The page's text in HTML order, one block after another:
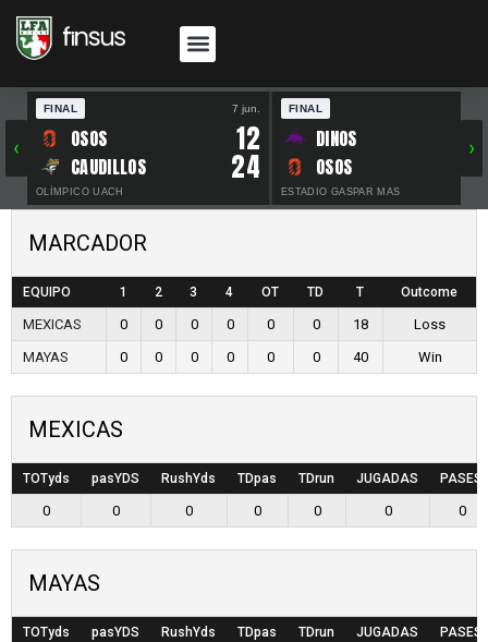
‹
FINAL 7 jun.
OSOS 12
CAUDILLOS 24
OLÍMPICO UACH
FINAL
DINOS
OSOS
ESTADIO GASPAR MAS
›
MARCADOR
EQUIPO 1 2 3 4 OT TD T Outcome
MEXICAS 0 0 0 0 0 0 18
Loss
MAYAS
0 0 0 0 0 0 40 Win
MEXICAS
TOTyds pasYDS RushYds TDpas TDrun JUGADAS PASES
0 0 0 0 0 0 0
MAYAS
TOTyds pasYDS RushYds TDpas TDrun JUGADAS PASES